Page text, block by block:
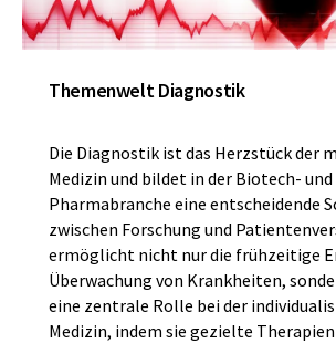
Themenwelt Diagnostik
Die Diagnostik ist das Herzstück der
Medizin und bildet in der Biotech- und
Pharmabranche eine entscheidende
zwischen Forschung und
ermöglicht nicht nur die frühzeitige
Überwachung von Krankheiten,
eine zentrale Rolle bei der
Medizin, indem sie gezielte